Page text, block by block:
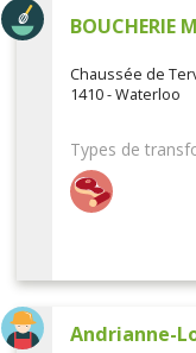
BOUCHERIE
Chaussée de
1410 - Waterloo
Types de
Andrianne-